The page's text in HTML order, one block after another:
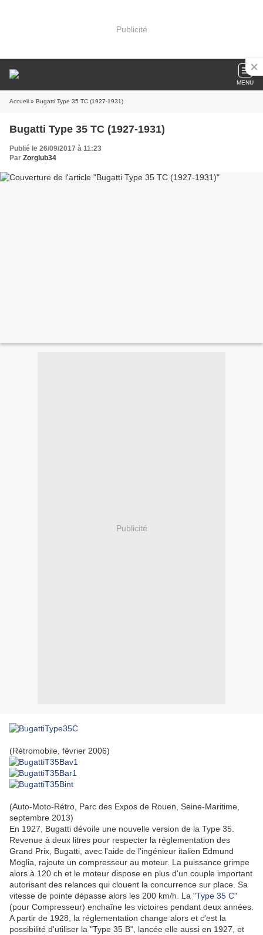
Publicité
MENU
Accueil » Bugatti Type 35 TC (1927-1931)
Bugatti Type 35 TC (1927-1931)
Publié le 26/09/2017 à 11:23
Par Zorglub34
Publicité
(Rétromobile, février 2006)
(Auto-Moto-Rétro, Parc des Expos de Rouen, Seine-Maritime,
septembre 2013)
En 1927, Bugatti dévoile une nouvelle version de la Type 35.
Revenue à deux litres pour respecter la réglementation des
Grand Prix, Bugatti, avec l'aide de l'ingénieur italien Edmund
Moglia, rajoute un compresseur au moteur. La puissance grimpe
alors à 120 ch et le moteur dispose en plus d'un couple important
autorisant des relances qui clouent la concurrence sur place. Sa
vitesse de pointe dépasse alors les 200 km/h. La "Type 35 C"
(pour Compresseur) enchaîne les victoires pendant deux années.
A partir de 1928, la réglementation change alors et c'est la
possibilité d'utiliser la "Type 35 B", lancée elle aussi en 1927, et